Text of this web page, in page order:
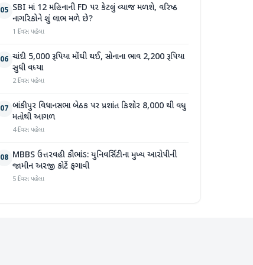
05 SBI માં 12 મહિનાની FD પર કેટલું વ્યાજ મળશે, વરિષ્ઠ
નાગરિકોને શું લાભ મળે છે?
1 દિવસ પહેલા
06 ચાંદી 5,000 રૂપિયા મોંઘી થઈ, સોનાના ભાવ 2,200 રૂપિયા
સુધી વધ્યા
2 દિવસ પહેલા
07 બાંકીપુર વિધાનસભા બેઠક પર પ્રશાંત કિશોર 8,000 થી વધુ
મતોથી આગળ
4 દિવસ પહેલા
08 MBBS ઉત્તરવહી કૌભાંડ: યુનિવર્સિટીના મુખ્ય આરોપીની
જામીન અરજી કોર્ટે ફગાવી
5 દિવસ પહેલા